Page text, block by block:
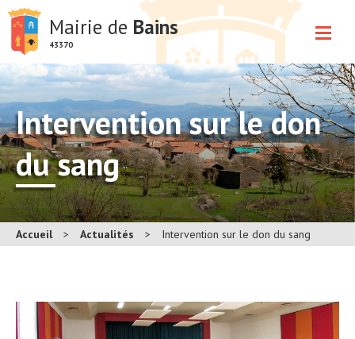
Mairie de Bains
43370
Intervention sur le don
du sang
Accueil > Actualités > Intervention sur le don du sang